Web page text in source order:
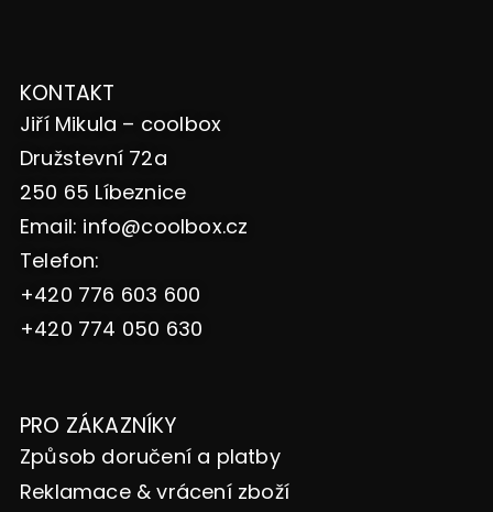
KONTAKT
Jiří Mikula – coolbox
Družstevní 72a
250 65 Líbeznice
Email: info@coolbox.cz
Telefon:
+420 776 603 600
+420 774 050 630
PRO ZÁKAZNÍKY
Způsob doručení a platby
Reklamace & vrácení zboží